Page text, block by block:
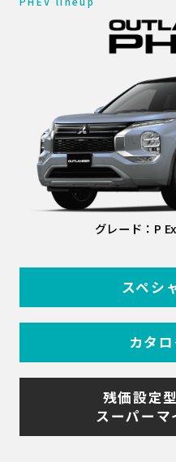
グレード：P
スペシ
カタ
残価設定
スーパーマ